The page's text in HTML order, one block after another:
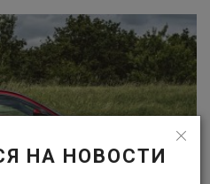
НА НОВОСТИ